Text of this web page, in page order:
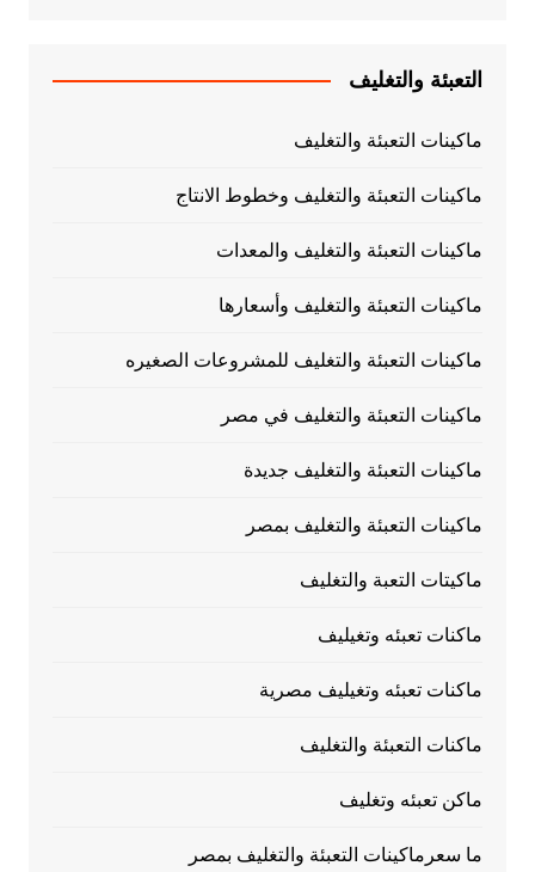
التعبئة والتغليف
ماكينات التعبئة والتغليف
ماكينات التعبئة والتغليف وخطوط الانتاج
ماكينات التعبئة والتغليف والمعدات
ماكينات التعبئة والتغليف وأسعارها
ماكينات التعبئة والتغليف للمشروعات الصغيره
ماكينات التعبئة والتغليف في مصر
ماكينات التعبئة والتغليف جديدة
ماكينات التعبئة والتغليف بمصر
ماكيتات التعبة والتغليف
ماكنات تعبئه وتغيليف
ماكنات تعبئه وتغيليف مصرية
ماكنات التعبئة والتغليف
ماكن تعبئه وتغليف
ما سعرماكينات التعبئة والتغليف بمصر